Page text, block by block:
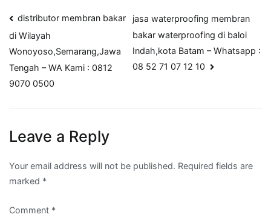
Post
navigation
distributor membran bakar
di Wilayah
Wonoyoso,Semarang,Jawa
Tengah – WA Kami : 0812
9070 0500
jasa waterproofing membran
bakar waterproofing di baloi
Indah,kota Batam – Whatsapp :
08 52 71 07 12 10
Leave a Reply
Your email address will not be published. Required fields are
marked *
Comment *